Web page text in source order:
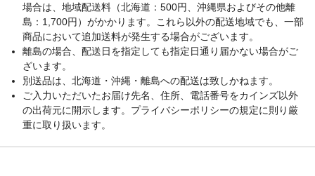
場合は、地域配送料（北海道：500円、沖縄県およびその他離
島：1,700円）がかかります。これら以外の配送地域でも、一部
商品において追加送料が発生する場合がございます。
離島の場合、配送日を指定しても指定日通り届かない場合がご
ざいます。
別送品は、北海道・沖縄・離島への配送は致しかねます。
ご入力いただいたお届け先名、住所、電話番号をカインズ以外
の出荷元に開示します。プライバシーポリシーの規定に則り厳
重に取り扱います。